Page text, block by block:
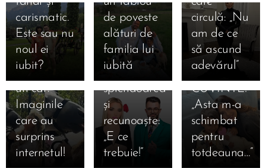
carismatic.
Este sau nu
noul ei
iubit?
de poveste
alături de
familia lui
iubită
circulă: „Nu
am de ce
să ascund
adevărul”
20.03.2025
Loredana
Groza,
sărut
pasional cu
un cal?
Imaginile
care au
surprins
internetul!
Adrian de
la
„Mireasă”!
L-a văzut
„în toată
splendoarea”
și
recunoaște:
„E ce
trebuie!”
care a
LĂSAT PE
TOATĂ
LUMEA
FĂRĂ
CUVINTE!
„Asta m-a
schimbat
pentru
totdeauna…”
07.03.2025
Astrologa
Minerva a
murit la 66
de ani.
Destin
tragic
pentru
celebra
05.03.2025
Bucurie
fără
margini!
Culiță
Sterp, în
culmea
fericirii
după